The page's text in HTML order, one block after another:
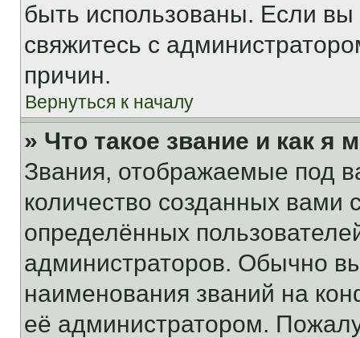
быть использованы. Если
свяжитесь с
причин.
Вернуться к началу
» Что такое звание и как я
Звания, отображаемые под
количество созданных
определённых
администраторов. Обычно
наименования званий на
её администратором.